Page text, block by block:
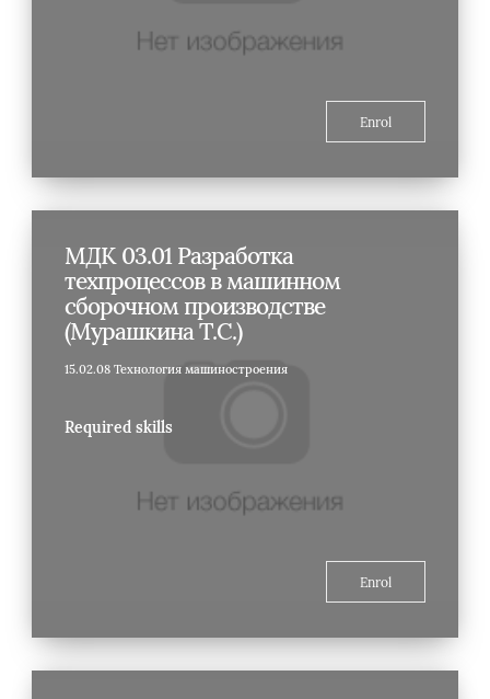
Enrol
МДК 03.01 Разработка
техпроцессов в машинном
сборочном производстве
(Мурашкина Т.С.)
15.02.08 Технология машиностроения
Required skills
Enrol